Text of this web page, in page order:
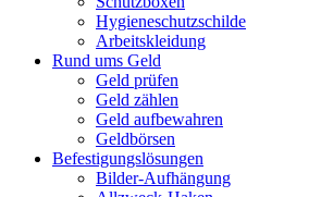
Hygieneschutzschilde
Arbeitskleidung
Rund ums Geld
Geld prüfen
Geld zählen
Geld aufbewahren
Geldbörsen
Befestigungslösungen
Bilder-Aufhängung